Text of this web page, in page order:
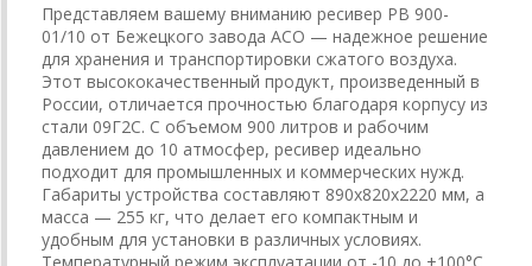
Представляем вашему вниманию ресивер РВ 900-
01/10 от Бежецкого завода АСО — надежное решение
для хранения и транспортировки сжатого воздуха.
Этот высококачественный продукт, произведенный в
России, отличается прочностью благодаря корпусу из
стали 09Г2С. С объемом 900 литров и рабочим
давлением до 10 атмосфер, ресивер идеально
подходит для промышленных и коммерческих нужд.
Габариты устройства составляют 890х820х2220 мм, а
масса — 255 кг, что делает его компактным и
удобным для установки в различных условиях.